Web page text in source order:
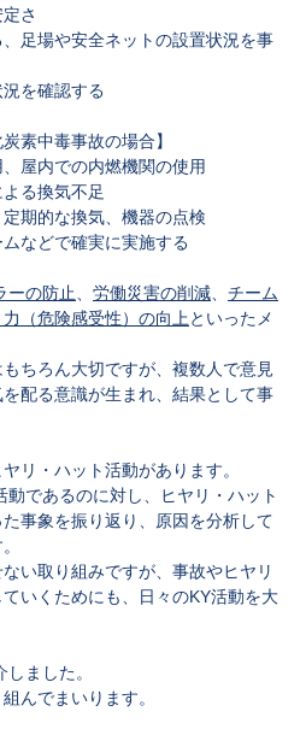
さ
足場や安全ネットの設置状況を事
を確認する
素中毒事故の場合】
屋内での内燃機関の使用
る換気不足
期的な換気、機器の点検
などで確実に実施する
ーの防止 労働災害の削減
チーム
（危険感受性）の向上 といったメ
ちろん大切ですが、複数人で意見
配る意識が生まれ、結果として事
リ・ハット活動があります。
であるのに対し、ヒヤリ・ハット
事象を振り返り、原因を分析して
い取り組みですが、事故やヒヤリ
いくためにも、日々のKY活動を大
ました。
んでまいります。